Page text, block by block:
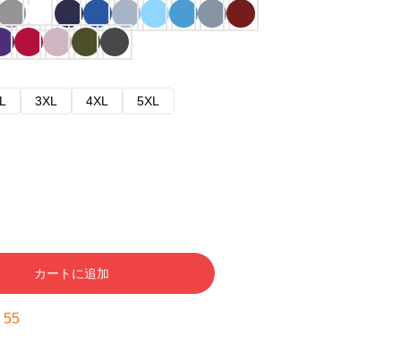
3XL 4XL
5XL
カートに追加
53